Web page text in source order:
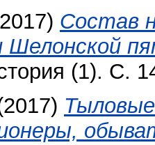
Состав
Шелонской
(1). С.